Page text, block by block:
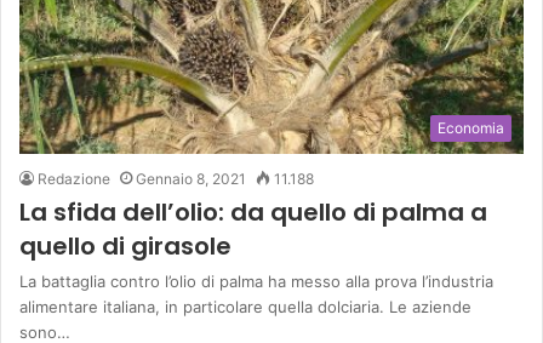
Economia
Redazione Gennaio 8, 2021 11.188
La sfida dell’olio: da quello di palma a
quello di girasole
La battaglia contro l’olio di palma ha messo alla prova l’industria
alimentare italiana, in particolare quella dolciaria. Le aziende
sono…